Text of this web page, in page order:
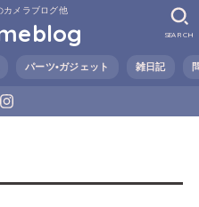
カメラブログ他
パーツ•ガジェット 雑日記
SEARCH